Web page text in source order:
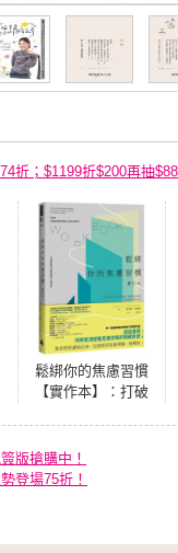
折；$1199折$200再抽
鬆綁你的焦慮習慣
【實作本】：打破
版搶購中！
登場75折！